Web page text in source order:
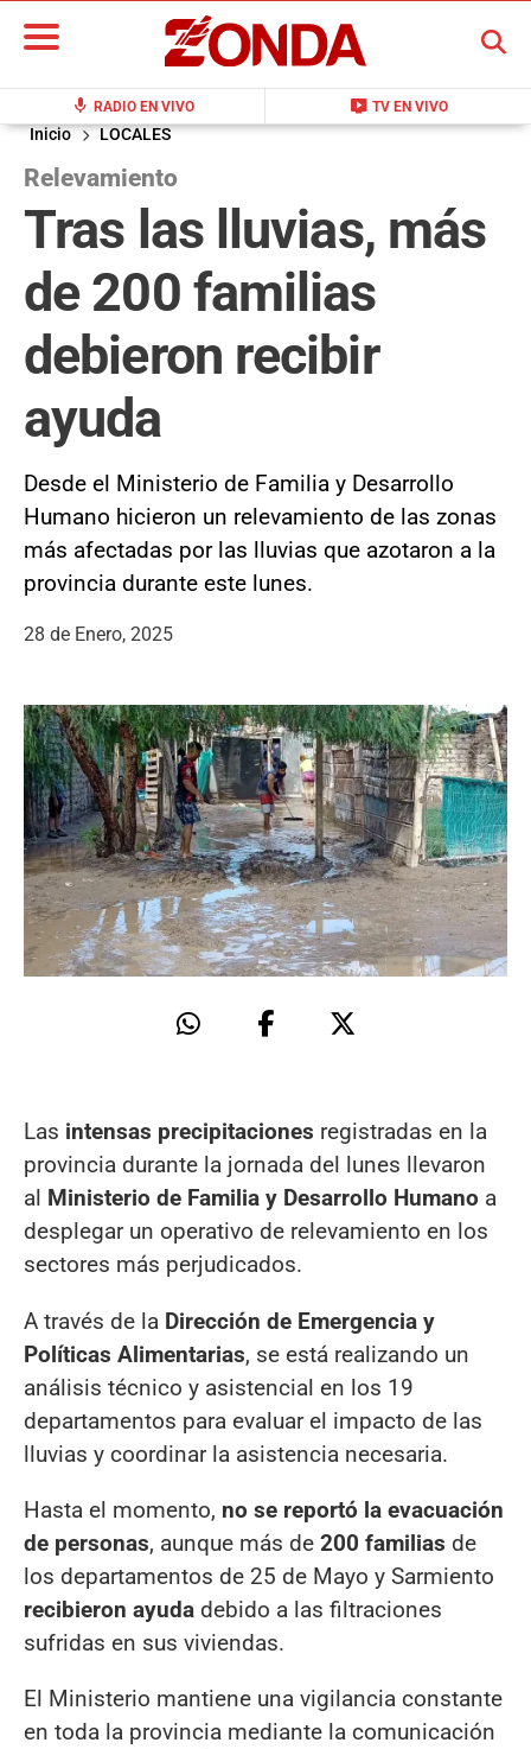
mic RADIO EN VIVO live_tv TV EN VIVO
BUSCAR
Inicio LOCALES
Relevamiento
Tras las lluvias, más
de 200 familias
debieron recibir
ayuda
Desde el Ministerio de Familia y Desarrollo
Humano hicieron un relevamiento de las zonas
más afectadas por las lluvias que azotaron a la
provincia durante este lunes.
28 de Enero, 2025
Las intensas precipitaciones registradas en la
provincia durante la jornada del lunes llevaron
al Ministerio de Familia y Desarrollo Humano a
desplegar un operativo de relevamiento en los
sectores más perjudicados.
A través de la Dirección de Emergencia y
Políticas Alimentarias, se está realizando un
análisis técnico y asistencial en los 19
departamentos para evaluar el impacto de las
lluvias y coordinar la asistencia necesaria.
Hasta el momento, no se reportó la evacuación
de personas, aunque más de 200 familias de
los departamentos de 25 de Mayo y Sarmiento
recibieron ayuda debido a las filtraciones
sufridas en sus viviendas.
El Ministerio mantiene una vigilancia constante
en toda la provincia mediante la comunicación